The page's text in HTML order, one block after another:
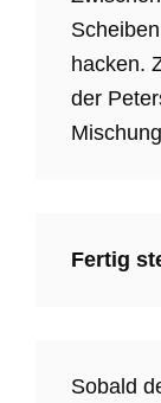
hacken.
der
Fertig
Sobald